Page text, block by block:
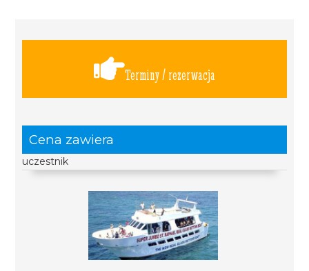
Terminy / rezerwacja
Cena zawiera
uczestnik